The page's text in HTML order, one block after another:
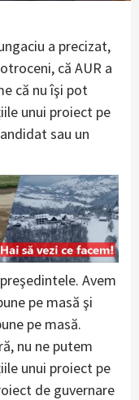
a precizat,
că AUR a
că nu îşi pot
unui proiect pe
sau un
Avem
pe masă şi
pe masă.
nu ne putem
unui proiect pe
de guvernare